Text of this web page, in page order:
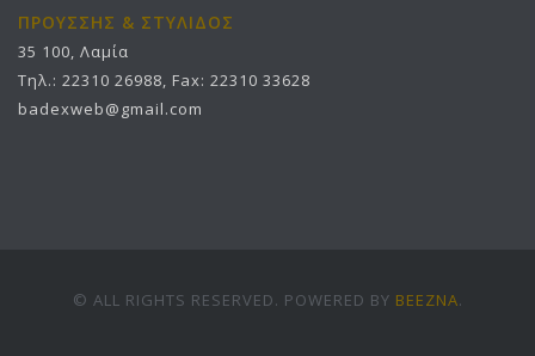
ΠΡΟΥΣΣΗΣ & ΣΤΥΛΙΔΟΣ
35 100, Λαμία
Τηλ.: 22310 26988, Fax: 22310 33628
badexweb@gmail.com
© ALL RIGHTS RESERVED. POWERED BY BEEZNA.